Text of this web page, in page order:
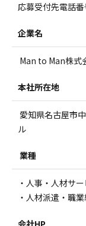
応募受付先電話
企業名
Man to Man株式
本社所在地
愛知県名古屋市
ル
業種
・人事・人材サ
・人材派遣・職